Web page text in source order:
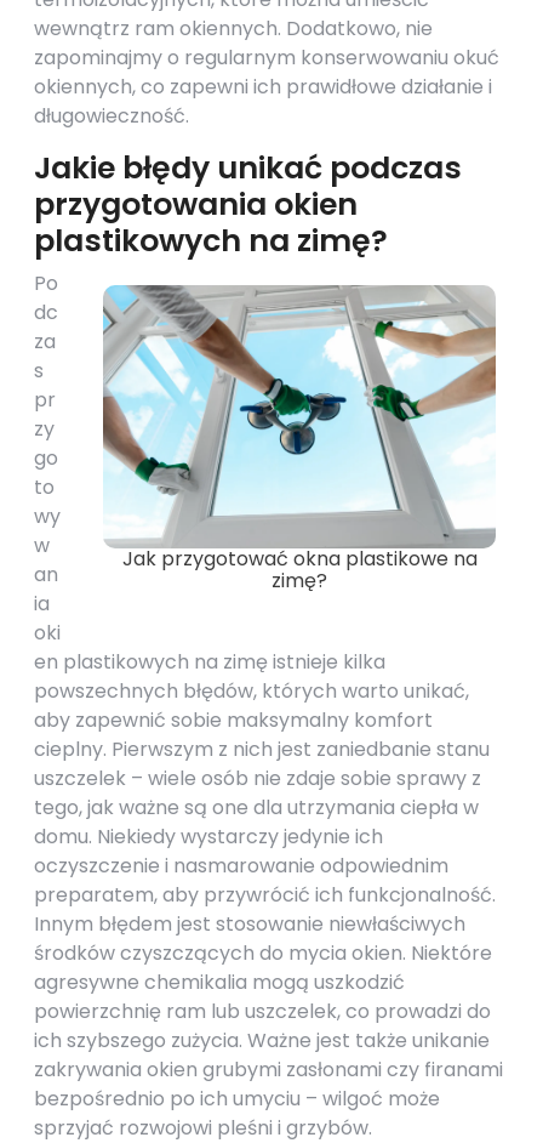
wewnątrz ram okiennych. Dodatkowo, nie
zapominajmy o regularnym konserwowaniu okuć
okiennych, co zapewni ich prawidłowe działanie i
długowieczność.
Jakie błędy unikać podczas
przygotowania okien
plastikowych na zimę?
Jak przygotować okna plastikowe na
zimę?
Po
dc
za
s
pr
zy
go
to
wy
w
an
ia
oki
en plastikowych na zimę istnieje kilka
powszechnych błędów, których warto unikać,
aby zapewnić sobie maksymalny komfort
cieplny. Pierwszym z nich jest zaniedbanie stanu
uszczelek – wiele osób nie zdaje sobie sprawy z
tego, jak ważne są one dla utrzymania ciepła w
domu. Niekiedy wystarczy jedynie ich
oczyszczenie i nasmarowanie odpowiednim
preparatem, aby przywrócić ich funkcjonalność.
Innym błędem jest stosowanie niewłaściwych
środków czyszczących do mycia okien. Niektóre
agresywne chemikalia mogą uszkodzić
powierzchnię ram lub uszczelek, co prowadzi do
ich szybszego zużycia. Ważne jest także unikanie
zakrywania okien grubymi zasłonami czy firanami
bezpośrednio po ich umyciu – wilgoć może
sprzyjać rozwojowi pleśni i grzybów.